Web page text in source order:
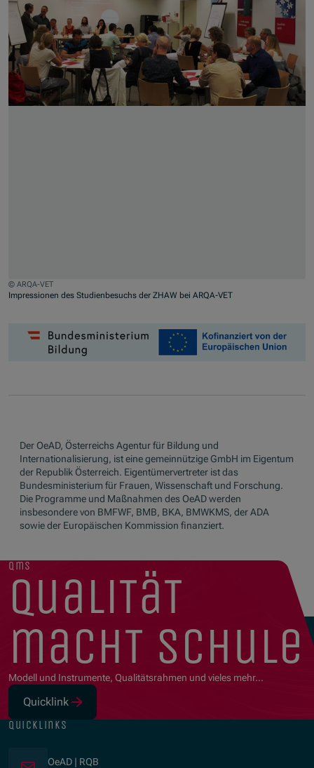
© ARQA-VET
Impressionen des Studienbesuchs der ZHAW bei ARQA-VET
Der OeAD, Österreichs Agentur für Bildung und
Internationalisierung, ist eine gemeinnützige GmbH im Eigentum
der Republik Österreich. Eigentümervertreter ist das
Bundesministerium für Frauen, Wissenschaft und Forschung.
Die Programme und Maßnahmen des OeAD werden
insbesondere von BMFWF, BMB, BKA, BMWKMS, der ADA
sowie der Europäischen Kommission finanziert.
qms
qualität
macht schule
Modell und Instrumente, Qualitätsrahmen und vieles mehr…
Quicklink
(Öffnet in neuem Fenster)
quicklinks
OeAD | RQB